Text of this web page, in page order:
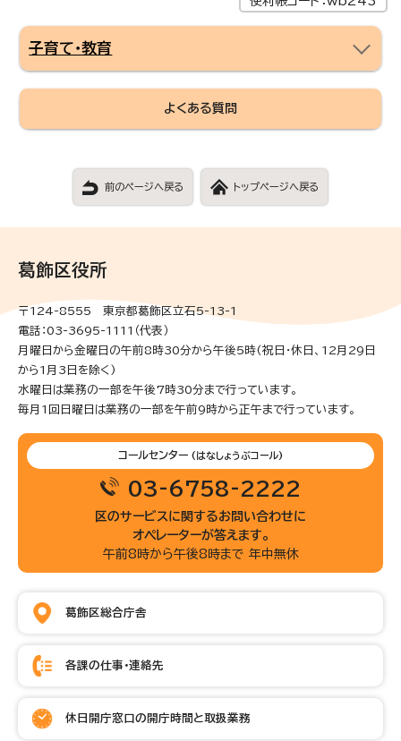
子育て・教育
よくある質問
前のページへ戻る トップページへ戻る
葛飾区役所
〒124-8555 東京都葛飾区立石5-13-1
電話：03-3695-1111（代表）
月曜日から金曜日の午前8時30分から午後5時(祝日・休日、12月29日
から1月3日を除く)
水曜日は業務の一部を午後7時30分まで行っています。
毎月1回日曜日は業務の一部を午前9時から正午まで行っています。
コールセンター (はなしょうぶコール)
03-6758-2222
区のサービスに関するお問い合わせに
オペレーターが答えます。
午前8時から午後8時まで 年中無休
葛飾区総合庁舎
各課の仕事・連絡先
休日開庁窓口の開庁時間と取扱業務